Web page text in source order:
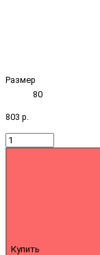
Размер
80
803 р.
Купить